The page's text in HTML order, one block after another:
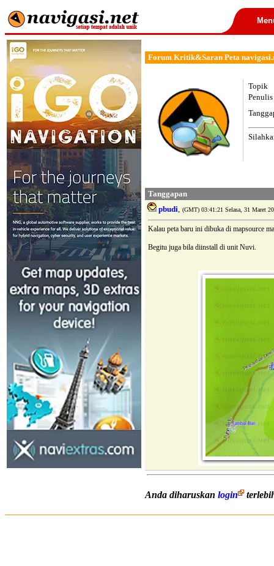
Forum Kritik&Saran Peta
Topik
Penulis
Tanggapan
pbudi, (GMT) 03:41:21 Selasa, 31 Maret
Kalau peta baru ini dibuka di mapsource
Begitu juga bila diinstall di unit Nuvi.
Anda diharuskan login